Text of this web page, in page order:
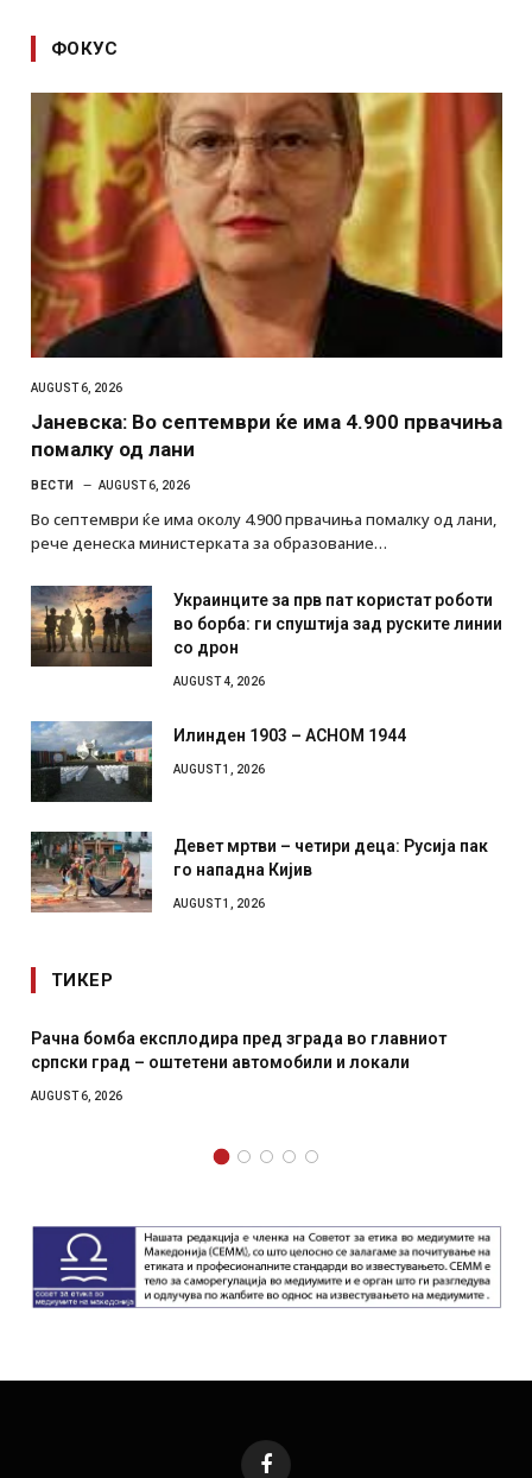
ФОКУС
AUGUST 6, 2026
Јаневска: Во септември ќе има 4.900 првачиња
помалку од лани
ВЕСТИ AUGUST 6, 2026
Во септември ќе има околу 4.900 првачиња помалку од лани,
рече денеска министерката за образование…
Украинците за прв пат користат роботи
во борба: ги спуштија зад руските линии
со дрон
AUGUST 4, 2026
Илинден 1903 – АСНОМ 1944
AUGUST 1, 2026
Девет мртви – четири деца: Русија пак
го нападна Кијив
AUGUST 1, 2026
ТИКЕР
експлодира пред зграда во главниот
– оштетени автомобили и локали
И Данска